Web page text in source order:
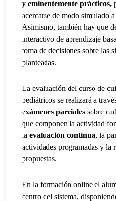
y eminentemente prácticos,
acercarse de modo simulado
Asimismo, también hay que
interactivo de aprendizaje
toma de decisiones sobre las
planteadas.
La evaluación del curso de
pediátricos se realizará a
exámenes parciales sobre
que componen la actividad
laevaluación continua, la
actividades programadas y la
propuestas.
En la formación online el
centro del sistema,